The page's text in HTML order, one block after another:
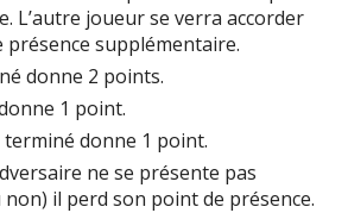
L’autre joueur se verra accorder
présence supplémentaire.
donne 2 points.
1 point.
donne 1 point.
ne se présente pas
il perd son point de présence.